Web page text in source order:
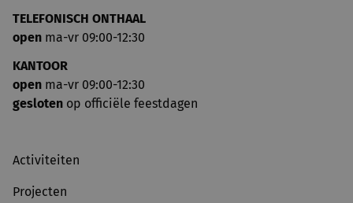
TELEFONISCH ONTHAAL
open ma-vr 09:00-12:30
KANTOOR
open ma-vr 09:00-12:30
gesloten op officiële feestdagen
Activiteiten
Projecten